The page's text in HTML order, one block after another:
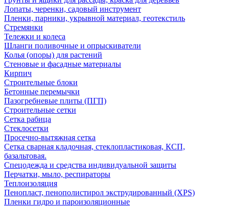
Лопаты, черенки, садовый инструмент
Пленки, парники, укрывной материал, геотекстиль
Стремянки
Тележки и колеса
Шланги поливочные и опрыскиватели
Колья (опоры) для растений
Стеновые и фасадные материалы
Кирпич
Строительные блоки
Бетонные перемычки
Пазогребневые плиты (ПГП)
Строительные сетки
Сетка рабица
Стеклосетки
Просечно-вытяжная сетка
Сетка сварная кладочная, стеклопластиковая, КСП,
базальтовая.
Спецодежда и средства индивидуальной защиты
Перчатки, мыло, респираторы
Теплоизоляция
Пенопласт, пенополистирол экструдированный (XPS)
Пленки гидро и пароизоляционные